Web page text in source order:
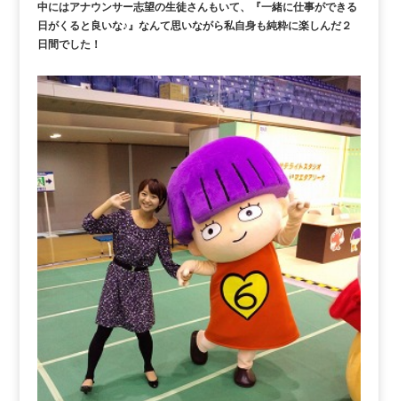
中にはアナウンサー志望の生徒さんもいて、『一緒に仕事ができる
日がくると良いな♪』なんて思いながら私自身も純粋に楽しんだ２
日間でした！